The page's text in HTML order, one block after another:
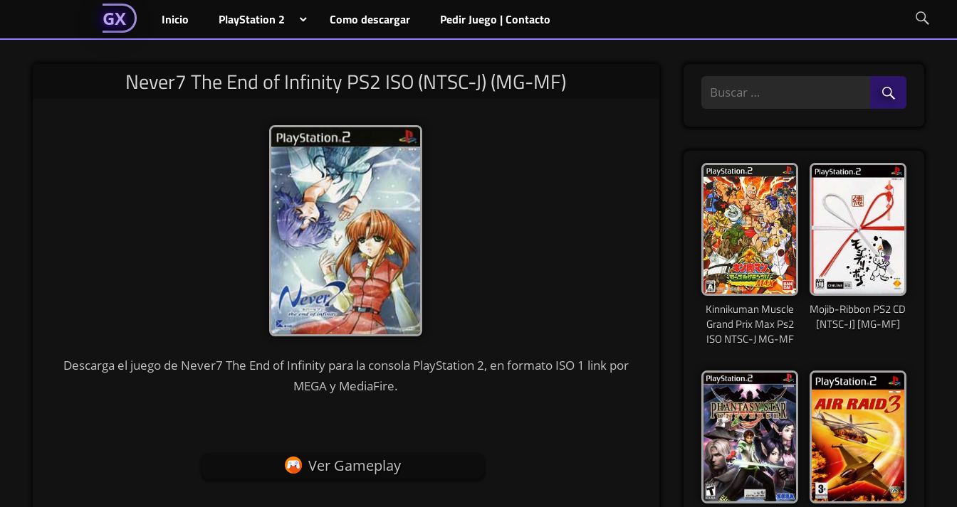
GAMESGX
GAMESGX Inicio PlayStation 2 Como descargar Pedir Juego | Contacto
Never7 The End of Infinity PS2 ISO (NTSC-J) (MG-MF)
Descarga el juego de Never7 The End of Infinity para la consola PlayStation 2, en formato ISO 1 link por
MEGA y MediaFire.
Ver Gameplay
Kinnikuman Muscle
Grand Prix Max Ps2
ISO NTSC-J MG-MF
Mojib-Ribbon PS2 CD
[NTSC-J] [MG-MF]